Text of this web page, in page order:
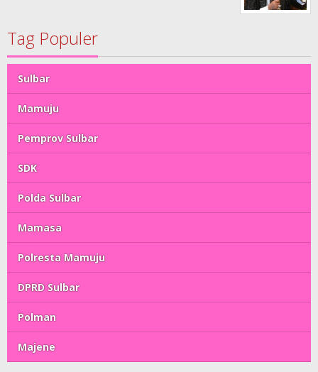
Tag Populer
Sulbar
Mamuju
Pemprov Sulbar
SDK
Polda Sulbar
Mamasa
Polresta Mamuju
DPRD Sulbar
Polman
Majene